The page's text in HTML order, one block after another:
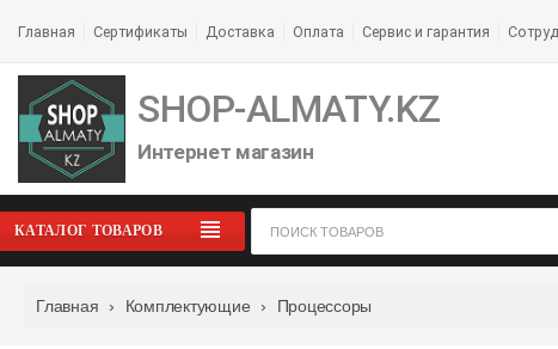
Главная Сертификаты Доставка Оплата Сервис и гарантия
SHOP-ALMATY.KZ
Интернет магазин
КАТАЛОГ ТОВАРОВ
Главная › Комплектующие › Процессоры